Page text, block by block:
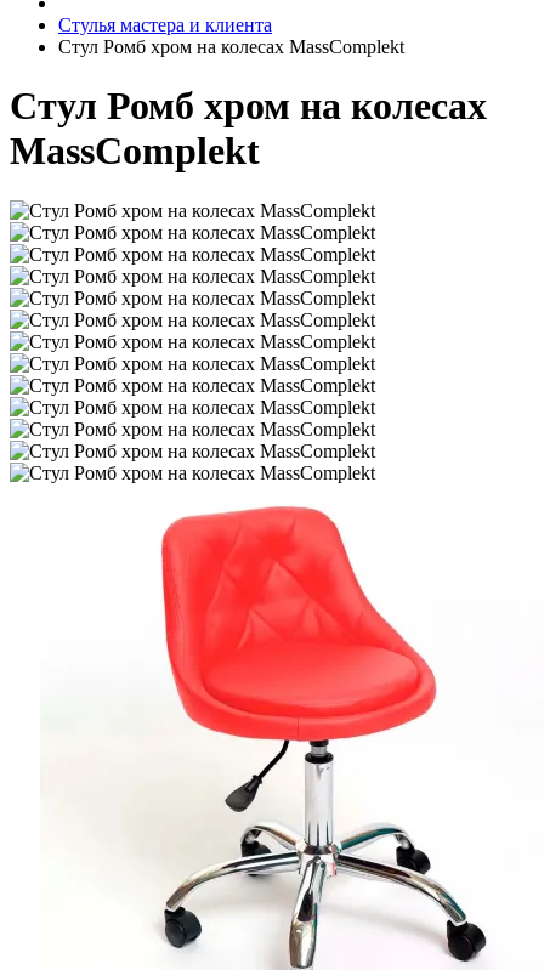
Стулья мастера и клиента
Стул Ромб хром на колесах MassComplekt
Стул Ромб хром на колесах
MassComplekt